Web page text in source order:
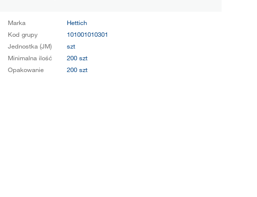
Marka
Hettich
Kod grupy
101001010301
Jednostka (JM)
szt
Minimalna ilość
200 szt
Opakowanie
200 szt